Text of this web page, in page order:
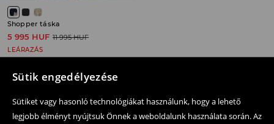
Sütik engedélyezése
Sütiket vagy hasonló technológiákat használunk, hogy a lehető
legjobb élményt nyújtsuk Önnek a weboldalunk használata során. Az
Shopper táska
5 995 HUF 11 995 HUF
LEÁRAZÁS
Kövessen minket